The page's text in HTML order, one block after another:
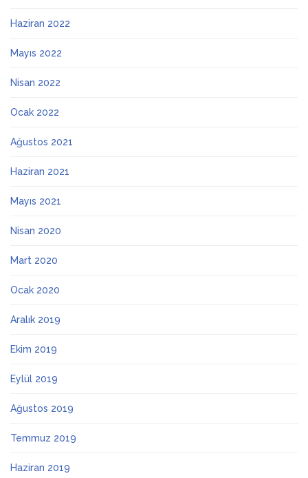
Haziran 2022
Mayıs 2022
Nisan 2022
Ocak 2022
Ağustos 2021
Haziran 2021
Mayıs 2021
Nisan 2020
Mart 2020
Ocak 2020
Aralık 2019
Ekim 2019
Eylül 2019
Ağustos 2019
Temmuz 2019
Haziran 2019